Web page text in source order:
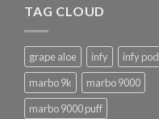
TAG CLOUD
grape aloe infy infy pod
marbo 9k
marbo 9000
marbo 9000 puff